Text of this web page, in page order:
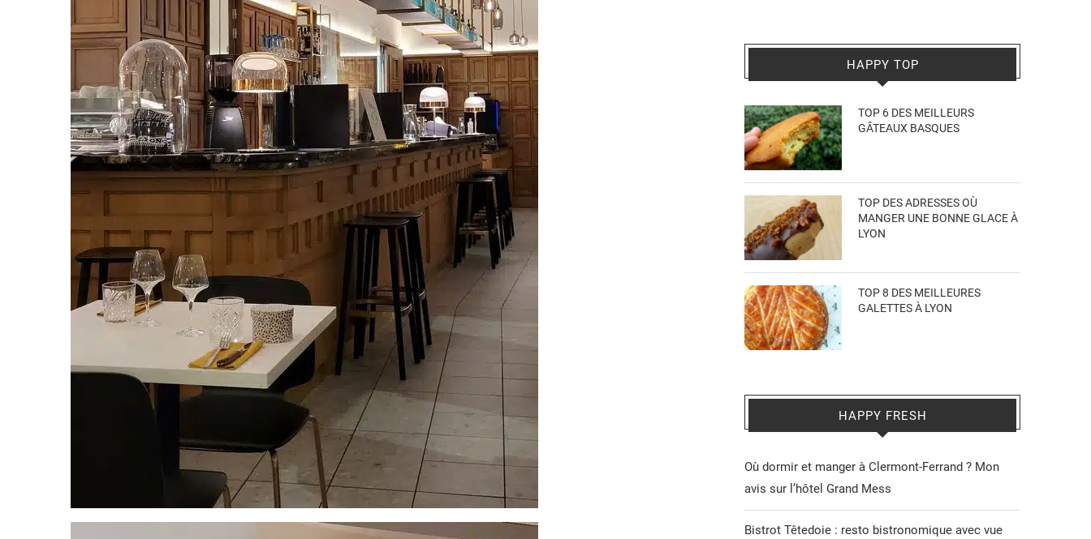
HAPPY TOP
TOP 6 DES MEILLEURS
GÂTEAUX BASQUES
TOP DES ADRESSES OÙ
MANGER UNE BONNE GLACE À
LYON
TOP 8 DES MEILLEURES
GALETTES À LYON
HAPPY FRESH
Où dormir et manger à Clermont-Ferrand ? Mon
avis sur l’hôtel Grand Mess
Bistrot Têtedoie : resto bistronomique avec vue